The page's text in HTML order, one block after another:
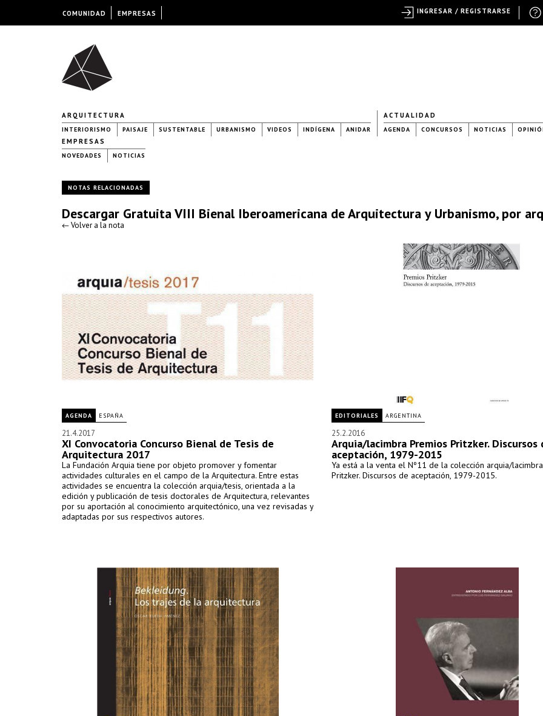
ARQUITECTURA
INTERIORISMO PAISAJE SUSTENTABLE URBANISMO VIDEOS INDÍGENA ANIDAR
ACTUALIDAD
AGENDA CONCURSOS NOTICIAS
EMPRESAS
NOVEDADES NOTICIAS
NOTAS RELACIONADAS
Descargar Gratuita VIII Bienal Iberoamericana de Arquitectura y Urbanismo, por
← Volver a la nota
AGENDA ESPAÑA
21.4.2017
XI Convocatoria Concurso Bienal de Tesis de
Arquitectura 2017
La Fundación Arquia tiene por objeto promover y fomentar
actividades culturales en el campo de la Arquitectura. Entre estas
actividades se encuentra la colección arquia/tesis, orientada a la
edición y publicación de tesis doctorales de Arquitectura, relevantes
por su aportación al conocimiento arquitectónico, una vez revisadas y
adaptadas por sus respectivos autores.
EDITORIALES ARGENTINA
25.2.2016
Arquia/lacimbra Premios Pritzker. Discursos
aceptación, 1979-2015
Ya está a la venta el Nº11 de la colección arquia/
Pritzker. Discursos de aceptación, 1979-2015.
COMUNIDAD EMPRESAS INGRESAR / REGISTRARSE